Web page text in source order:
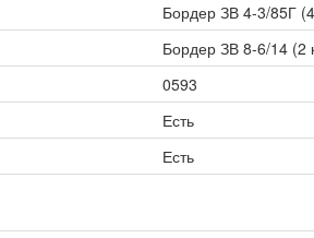
Бордер ЗВ 4-3/85Г
Бордер ЗВ 8-6/14 (2
0593
Есть
Есть